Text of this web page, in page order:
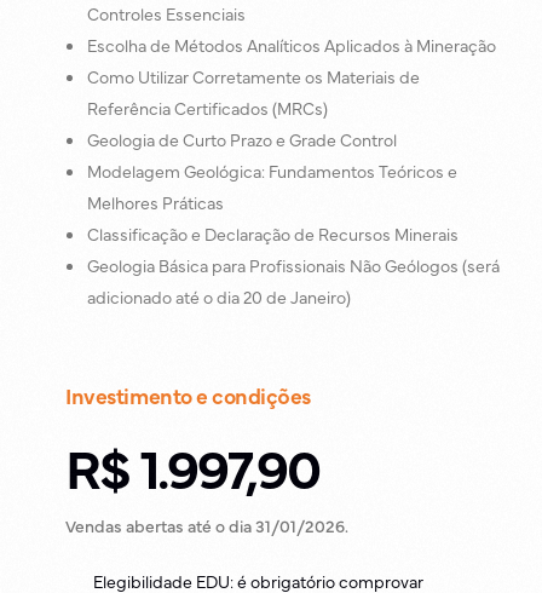
Controles Essenciais
Escolha de Métodos Analíticos Aplicados à Mineração
Como Utilizar Corretamente os Materiais de
Referência Certificados (MRCs)
Geologia de Curto Prazo e Grade Control
Modelagem Geológica: Fundamentos Teóricos e
Melhores Práticas
Classificação e Declaração de Recursos Minerais
Geologia Básica para Profissionais Não Geólogos (será
adicionado até o dia 20 de Janeiro)
Investimento e condições
R$ 1.997,90
Vendas abertas até o dia 31/01/2026.
Elegibilidade EDU: é obrigatório comprovar